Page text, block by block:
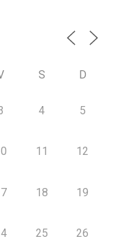
S D
4 5
11 12
18 19
25 26